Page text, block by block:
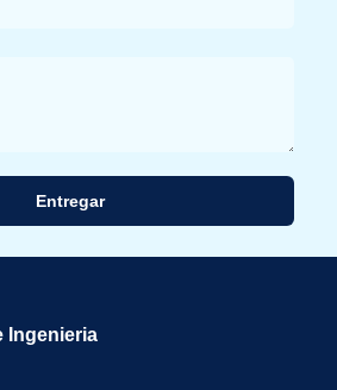
Entregar
Ingenieria